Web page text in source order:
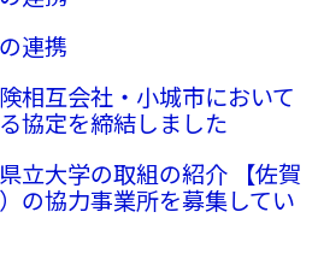
連携
相互会社・小城市において
協定を締結しました
立大学の取組の紹介 【佐賀
の協力事業所を募集してい